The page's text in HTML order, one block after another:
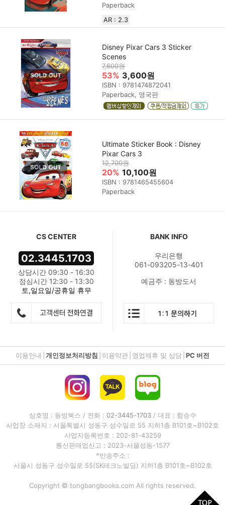
Paperback
AR : 2.3
Disney Pixar Cars 3 Sticker
Scenes
7,600원
53% 3,600원
ISBN : 9781474872041
Paperback, 영국판
Ultimate Sticker Book : Disney
Pixar Cars 3
12,700원
20% 10,100원
ISBN : 9781465455604
Paperback
CS CENTER
02.3445.1703
상담시간 09:30 - 16:30
점심시간 12:30 - 13:30
토,일요일/공휴일 휴무
BANK INFO
우리은행
061-093205-13-401
예금주 : 동방도서
이용안내 개인정보처리방침 이용약관 영업제휴 및 상담 PC 버전
상호명 : 동방북스 / 전화 : 02-3445-1703/ 대표 : 함승수
사업장 소재지 : 서울특별시 성동구 성수일로 55 지하1층 B101호~B102호
사업자등록번호 : 202-81-43259
통신판매업신고 : 2023-서울성동-1577
*반송주소 :
서울시 성동구 성수일로 55(SK테크노빌딩) 지하1층 B101호~B102호
Copyright © tongbangbooks.com All rights reserved.